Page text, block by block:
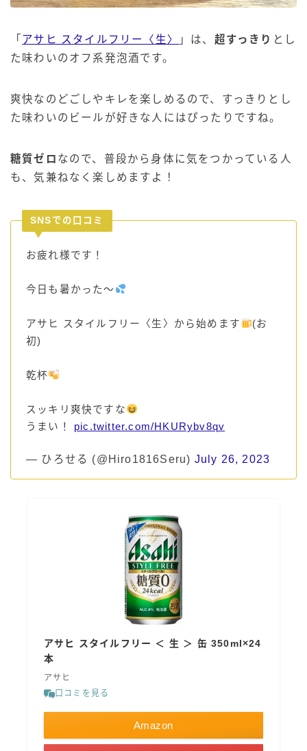
「 アサヒ スタイルフリー〈生〉 」は、 超すっきり とし
た味わいのオフ系発泡酒です。
爽快なのどごしやキレを楽しめるので、すっきりとし
た味わいのビールが好きな人にはぴったりですね。
糖質ゼロ なので、普段から身体に気をつかっている人
も、気兼ねなく楽しめますよ！
SNSでの口コミ
お疲れ様です！
今日も暑かった〜
アサヒ スタイルフリー〈生〉から始めます
(お
初)
乾杯
スッキリ爽快ですな
うまい！ pic.twitter.com/HKURybv8qv
— ひろせる (@Hiro1816Seru) July 26, 2023
アサヒ スタイルフリー ＜ 生 ＞ 缶 350ml×24
本
アサヒ
口コミを見る
Amazon